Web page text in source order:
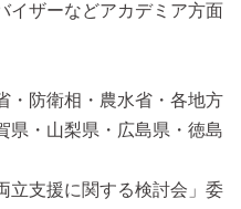
ザーなどアカデミア方面
・防衛相・農水省・各地方
県・山梨県・広島県・徳島
立支援に関する検討会」委